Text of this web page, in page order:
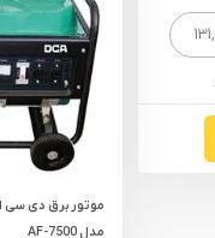
مدل AF-7500